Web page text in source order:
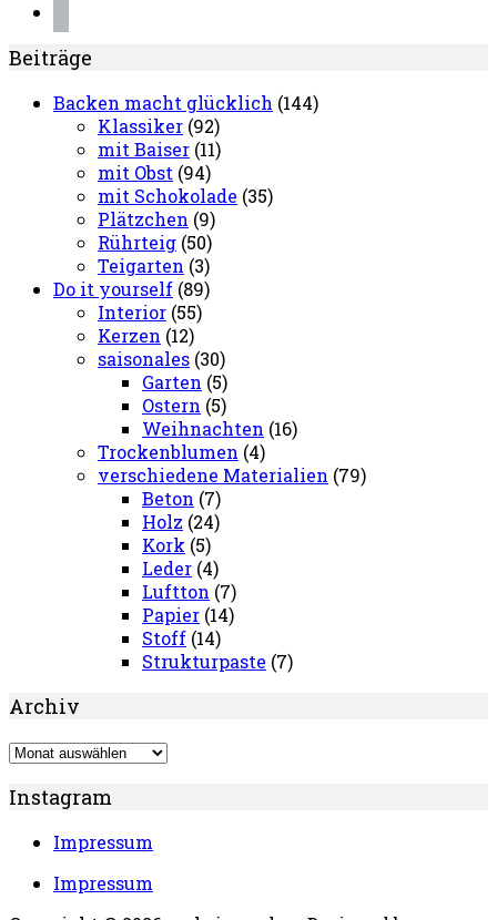
Beiträge
Backen macht glücklich (144)
Klassiker (92)
mit Baiser (11)
mit Obst (94)
mit Schokolade (35)
Plätzchen (9)
Rührteig (50)
Teigarten (3)
Do it yourself (89)
Interior (55)
Kerzen (12)
saisonales (30)
Garten (5)
Ostern (5)
Weihnachten (16)
Trockenblumen (4)
verschiedene Materialien (79)
Beton (7)
Holz (24)
Kork (5)
Leder (4)
Luftton (7)
Papier (14)
Stoff (14)
Strukturpaste (7)
Archiv
Archiv
Instagram
Impressum
Impressum